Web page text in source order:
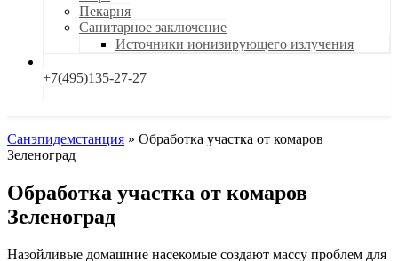
Пекарня
Санитарное заключение
Источники ионизирующего излучения
+7(495)135-27-27
Санэпидемстанция » Обработка участка от комаров
Зеленоград
Обработка участка от комаров
Зеленоград
Назойливые домашние насекомые создают массу проблем для